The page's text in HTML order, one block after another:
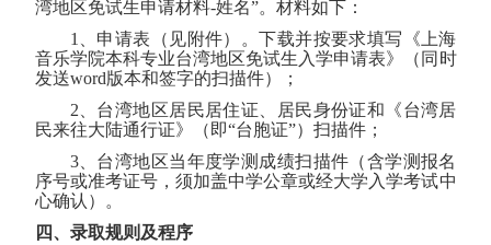
湾地区免试生申请材料-姓名”。材料如下：
1
、申请表（见附件）。下载并按要求填写《上海
音乐学院本科专业台湾地区免试生入学申请表》（同时
发送word版本和签字的扫描件）；
2 、台湾地区居民居住证、居民身份证和《台湾居
民来往大陆通行证》（即“台胞证”）扫描件；
3、台湾地区当年度学测成绩扫描件（含学测报名
序号或准考证号，须加盖中学公章或经大学入学考试中
心确认）。
四、录取规则及程序